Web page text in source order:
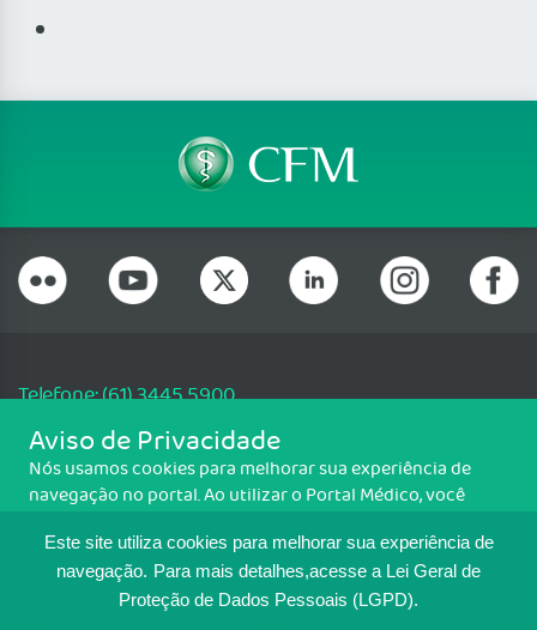
Este site utiliza cookies para melhorar sua experiência de
navegação. Para mais detalhes,acesse a Lei Geral de
Proteção de Dados Pessoais (LGPD).
Telefone: (61) 3445 5900
Email: cfm@portalmedico.org.br
SGAS 616, Conjunto D, Lote 115, L2 Sul, Brasília/DF - CEP: 70200-760 -
CNPJ: 33.583.550/0001-30
MAPA DO SITE
Aviso de Privacidade
Nós usamos cookies para melhorar sua experiência de
navegação no portal. Ao utilizar o Portal Médico, você
Para ter mais informações sobre como isso é feito, acesse
Política de cookies. Se você concorda, clique em ACEITO.